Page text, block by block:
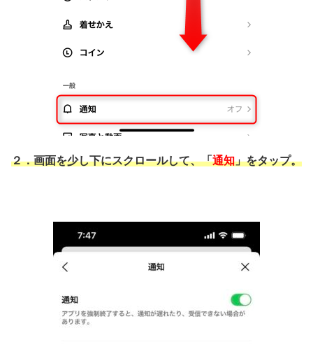
２．画面を少し下にスクロールして、「通知」をタップ。